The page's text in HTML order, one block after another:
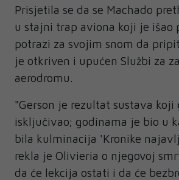
Prisjetila se da se Machado
u stajni trap aviona koji je išao
potrazi za svojim snom da
je otkriven i upućen Službi za
aerodromu.
"Gerson je rezultat sustava koji
isključivao; godinama je bio u
bila kulminacija 'Kronike
rekla je Olivieria o njegovoj
da će lekcija ostati i da će